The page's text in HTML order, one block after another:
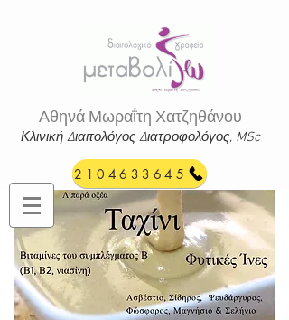
Αθηνά Μωραΐτη Χατζηθάνου
Κλινική Διαιτολόγος Διατροφολόγος, MSc
2104633645
Χορμοβίτου 168, Πειραιάς
(εύκολη πρόσβαση με το
Μετρό)